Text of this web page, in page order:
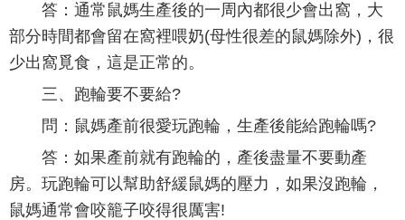
答：通常鼠媽生產後的一周內都很少會出窩，大
部分時間都會留在窩裡喂奶(母性很差的鼠媽除外)，很
少出窩覓食，這是正常的。
三、跑輪要不要給?
問：鼠媽產前很愛玩跑輪，生產後能給跑輪嗎?
答：如果產前就有跑輪的，產後盡量不要動產
房。玩跑輪可以幫助舒緩鼠媽的壓力，如果沒跑輪，
鼠媽通常會咬籠子咬得很厲害!